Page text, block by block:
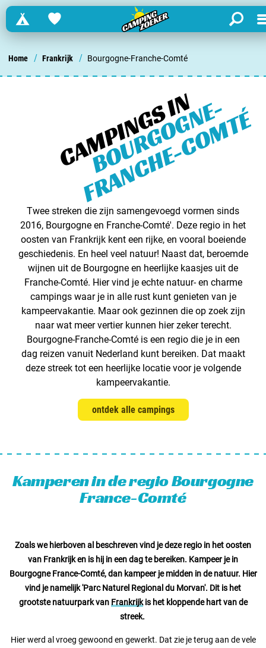
Campings Favorites search
Zoek een camping in ...
informatie over …
Nederland
België
Luxemburg
Frankrijk
Veel gestelde vragen
Meld mijn camping aan
Contact opnemen
Home / Frankrijk / Bourgogne-Franche-Comté
CAMPINGS IN
B
O
U
R
G
O
G
N
E
-
F
R
A
N
C
H
E
-
C
O
M
T
É
Twee streken die zijn samengevoegd vormen sinds
2016, Bourgogne en Franche-Comté'. Deze regio in het
oosten van Frankrijk kent een rijke, en vooral boeiende
geschiedenis. En heel veel natuur! Naast dat, beroemde
wijnen uit de Bourgogne en heerlijke kaasjes uit de
Franche-Comté. Hier vind je echte natuur- en charme
campingswaar je in alle rust kunt genieten van je
kampeervakantie. Maar ook gezinnen die op zoek zijn
naar wat meer vertier kunnen hier zeker terecht.
Bourgogne-Franche-Comté is een regio die je in een
dag reizen vanuit Nederland kunt bereiken. Dat maakt
deze streek tot een heerlijke locatie voor je volgende
kampeervakantie.
ontdek alle campings
Kamperen in de regio Bourgogne
France-Comté
Zoals we hierboven al beschreven vind je deze regio in het oosten
van Frankrijk en is hij in een dag te bereiken. Kampeer je in
Bourgogne France-Comté, dan kampeer je midden in de natuur. Hier
vind je namelijk 'Parc Naturel Regional du Morvan'. Dit is het
grootste natuurpark van Frankrijkis het kloppende hart van de
streek.
Hier werd al vroeg gewoond en gewerkt. Dat zie je terug aan de vele